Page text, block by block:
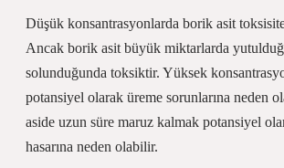
Düşük konsantrasyonlarda borik asit
Ancak borik asit büyük miktarlarda
solunduğunda toksiktir. Yüksek
potansiyel olarak üreme sorunlarına neden
aside uzun süre maruz kalmak potansiyel
hasarına neden olabilir.